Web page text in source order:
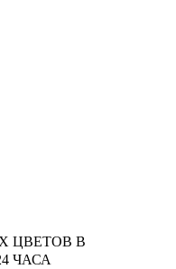
ЦВЕТОВ В
ЧАСА